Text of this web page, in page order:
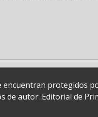
protegidos
autor. Editorial de